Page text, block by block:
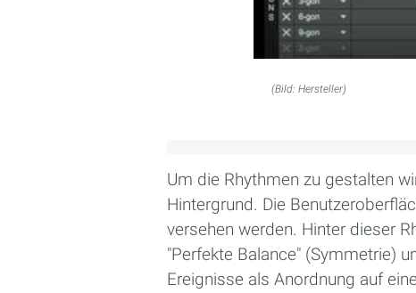
(Bild: Hersteller)
Um die Rhythmen zu gestalten
Hintergrund. Die
versehen werden. Hinter dieser
"Perfekte Balance" (Symmetrie)
Ereignisse als Anordnung auf